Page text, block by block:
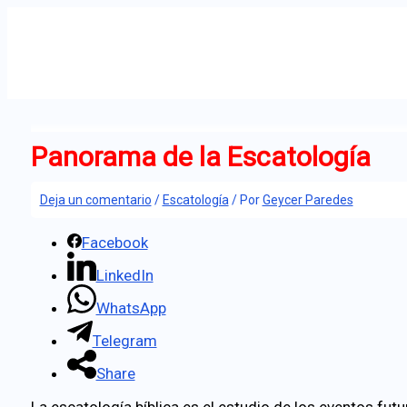
Panorama de la Escatología
Deja un comentario /Escatología / PorGeycer Paredes
Facebook
LinkedIn
WhatsApp
Telegram
Share